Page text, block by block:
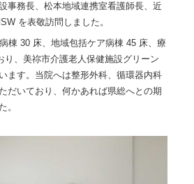
事務長、松本地域連携室看護師長、近
を表敬訪問しました。
棟 30 床、地域包括ケア病棟 45 床、療
り、美祢市介護老人保健施設グリーン
ます。当院へは整形外科、循環器内科
だいており、何かあれば県総へとの期
。